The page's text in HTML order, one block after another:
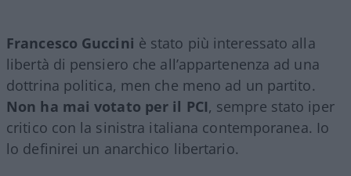
Francesco Guccini è stato più interessato alla
libertà di pensiero che all’appartenenza ad una
dottrina politica, men che meno ad un partito.
Non ha mai votato per il PCI, sempre stato iper
critico con la sinistra italiana contemporanea. Io
lo definirei un anarchico libertario.